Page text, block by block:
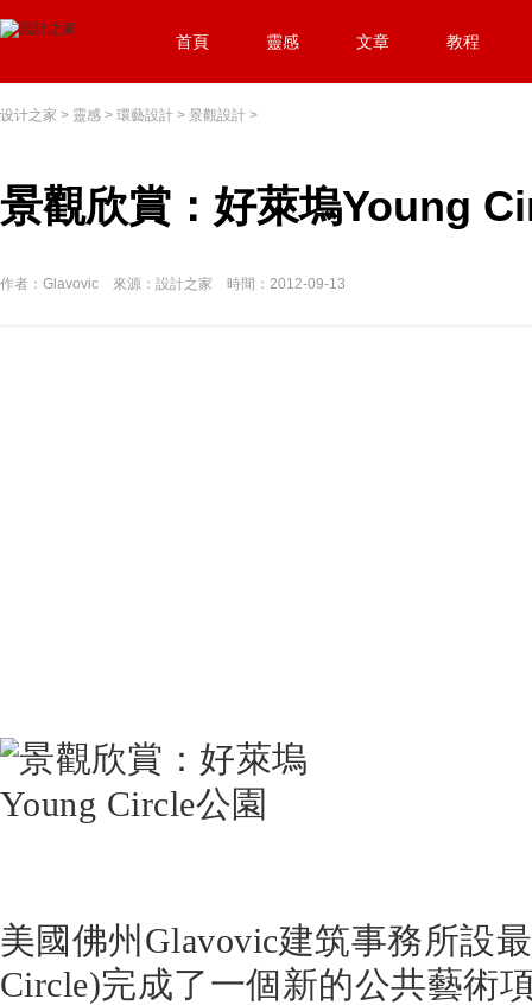
首頁 靈感 文章 教程
设计之家 > 靈感 > 環藝設計 > 景觀設計 >
景觀欣賞：好萊塢Young
作者：Glavovic 來源：設計之家 時間：2012-09-13
美國佛州Glavovic建筑事務所設
Circle)完成了一個新的公共藝術